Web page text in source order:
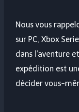
Nous vous
sur PC, Xbox
dans l'aventure
expédition est
décider vous-